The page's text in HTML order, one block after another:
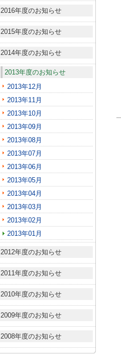
2016年度のお知らせ
2015年度のお知らせ
2014年度のお知らせ
2013年度のお知らせ
2013年12月
2013年11月
2013年10月
2013年09月
2013年08月
2013年07月
2013年06月
2013年05月
2013年04月
2013年03月
2013年02月
2013年01月
2012年度のお知らせ
2011年度のお知らせ
2010年度のお知らせ
2009年度のお知らせ
2008年度のお知らせ